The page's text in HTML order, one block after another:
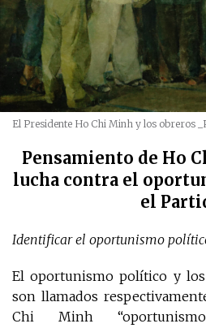
El Presidente Ho Chi Minh y los obreros
Pensamiento de Ho
lucha contra el
el
Identificar el oportunismo
El oportunismo político y
son llamados
Chi Minh